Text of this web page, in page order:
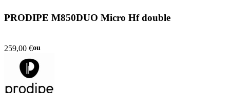
PRODIPE M850DUO Micro Hf double
259,00 €ou